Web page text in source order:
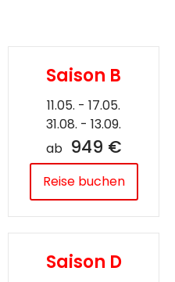
Saison B
11.05. - 17.05.
31.08. - 13.09.
ab 949 €
Reise buchen
Saison D